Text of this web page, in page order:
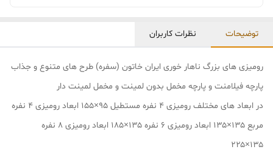
توضیحات نظرات کاربران
رومیزی های بزرگ ناهار خوری ایران خاتون (سفره) طرح های متنوع و جذاب
پارچه فیلامنت و پارچه مخمل بدون لمینت و مخمل لمینت دار
در ابعاد های مختلف رومیزی ۴ نفره مستطیل ۹۵×۱۵۵ ابعاد رومیزی ۴ نفره
مربع ۱۳۵×۱۳۵ ابعاد رومیزی ۶ نفره ۱۳۵×۱۸۵ ابعاد رومیزی ۸ نفره
۱۳۵×۲۲۵